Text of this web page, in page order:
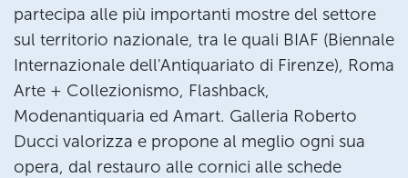
partecipa alle più importanti mostre del settore
sul territorio nazionale, tra le quali BIAF (Biennale
Internazionale dell'Antiquariato di Firenze), Roma
Arte + Collezionismo, Flashback,
Modenantiquaria ed Amart. Galleria Roberto
Ducci valorizza e propone al meglio ogni sua
opera, dal restauro alle cornici alle schede